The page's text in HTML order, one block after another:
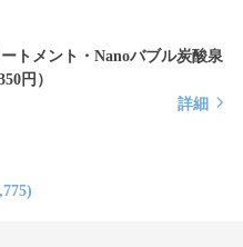
トメント・Nanoバブル炭酸泉
円）
詳細